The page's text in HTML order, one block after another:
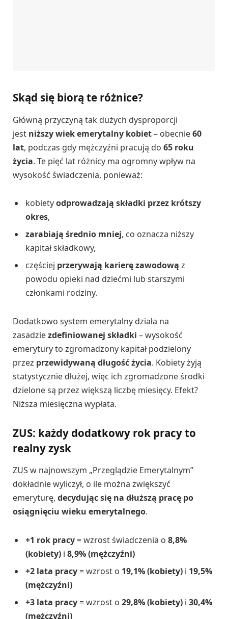
Skąd się biorą te różnice?
Główną przyczyną tak dużych dysproporcji
jest niższy wiek emerytalny kobiet– obecnie60
lat, podczas gdy mężczyźni pracują do 65 roku
życia. Te pięć lat różnicy ma ogromny wpływ na
wysokość świadczenia, ponieważ:
kobietyodprowadzają składki przez krótszy
okres,
zarabiają średnio mniej, co oznacza niższy
kapitał składkowy,
częściej przerywają karierę zawodową z
powodu opieki nad dziećmi lub starszymi
członkami rodziny.
Dodatkowo system emerytalny działa na
zasadziezdefiniowanej składki – wysokość
emerytury to zgromadzony kapitał podzielony
przez przewidywaną długość życia. Kobiety żyją
statystycznie dłużej, więc ich zgromadzone środki
dzielone są przez większą liczbę miesięcy. Efekt?
Niższa miesięczna wypłata.
ZUS: każdy dodatkowy rok pracy to
realny zysk
ZUS w najnowszym „Przeglądzie Emerytalnym”
dokładnie wyliczył, o ile można zwiększyć
emeryturę, decydując się na dłuższą pracę po
osiągnięciu wieku emerytalnego.
+1 rok pracy = wzrost świadczenia o 8,8%
(kobiety) i 8,9% (mężczyźni)
+2 lata pracy = wzrost o 19,1% (kobiety) i 19,5%
(mężczyźni)
+3 lata pracy = wzrost o 29,8% (kobiety) i 30,4%
(mężczyźni)